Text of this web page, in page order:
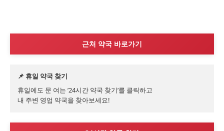
근처 약국 바로가기
📌 휴일 약국 찾기
휴일에도 문 여는 ’24시간 약국 찾기’를 클릭하고
내 주변 영업 약국을 찾아보세요!